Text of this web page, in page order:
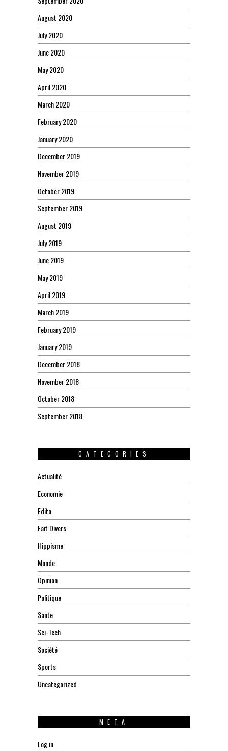
August 2020
July 2020
June 2020
May 2020
April 2020
March 2020
February 2020
January 2020
December 2019
November 2019
October 2019
September 2019
August 2019
July 2019
June 2019
May 2019
April 2019
March 2019
February 2019
January 2019
December 2018
November 2018
October 2018
September 2018
CATEGORIES
Actualité
Economie
Edito
Fait Divers
Hippisme
Monde
Opinion
Politique
Sante
Sci-Tech
Société
Sports
Uncategorized
META
Log in